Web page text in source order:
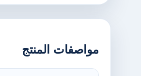
مواصفات المنتج